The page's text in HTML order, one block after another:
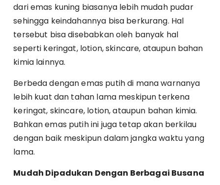
dari emas kuning biasanya lebih mudah pudar
sehingga keindahannya bisa berkurang. Hal
tersebut bisa disebabkan oleh banyak hal
seperti keringat, lotion, skincare, ataupun bahan
kimia lainnya.
Berbeda dengan emas putih di mana warnanya
lebih kuat dan tahan lama meskipun terkena
keringat, skincare, lotion, ataupun bahan kimia.
Bahkan emas putih ini juga tetap akan berkilau
dengan baik meskipun dalam jangka waktu yang
lama.
Mudah Dipadukan Dengan Berbagai Busana